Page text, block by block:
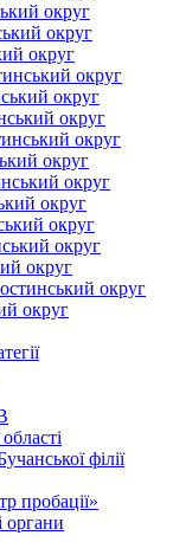
округ
округ
округ
округ
округ
округ
округ
округ
округ
округ
округ
округ
округ
округ
округ
філії
пробації»
органи